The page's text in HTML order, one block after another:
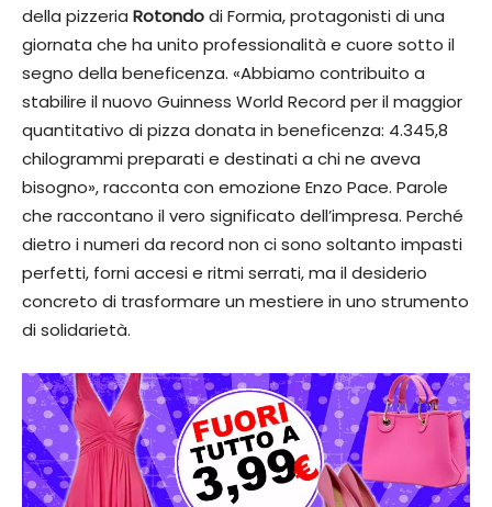
della pizzeria Rotondodi Formia, protagonisti di una
giornata che ha unito professionalità e cuore sotto il
segno della beneficenza. «Abbiamo contribuito a
stabilire il nuovo Guinness World Record per il maggior
quantitativo di pizza donata in beneficenza: 4.345,8
chilogrammi preparati e destinati a chi ne aveva
bisogno», racconta con emozione Enzo Pace. Parole
che raccontano il vero significato dell’impresa. Perché
dietro i numeri da record non ci sono soltanto impasti
perfetti, forni accesi e ritmi serrati, ma il desiderio
concreto di trasformare un mestiere in uno strumento
di solidarietà.